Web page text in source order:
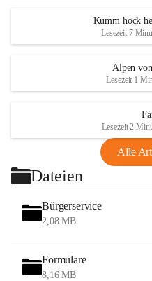
Kumm hock
Lesezeit 7
Alpen
Lesezeit 1
Lesezeit 2
Alle
Dateien
Bürgerservice
2,08 MB
Formulare
8,16 MB